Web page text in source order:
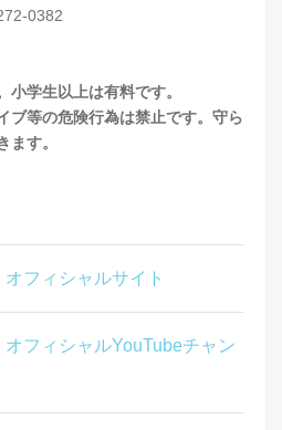
0382
学生以上は有料です。
ブ等の危険行為は禁止です。守ら
ます。
フィシャルサイト
フィシャルYouTubeチャン